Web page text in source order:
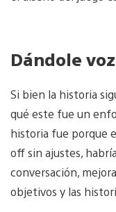
Dándole
Si bien la historia
qué este fue un
historia fue porque
off sin ajustes,
conversación,
objetivos y las